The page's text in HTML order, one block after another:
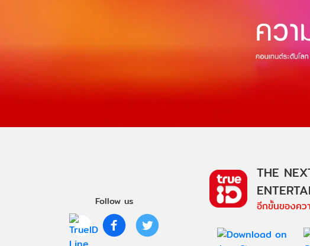
Follow us
THE
อีกขั้นของคว